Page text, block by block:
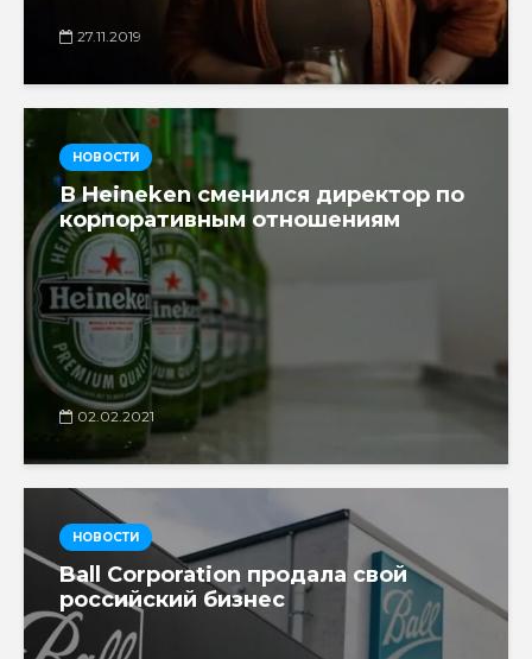
27.11.2019
НОВОСТИ
В Heineken сменился директор по
корпоративным отношениям
02.02.2021
НОВОСТИ
Ball Corporation продала свой
российский бизнес